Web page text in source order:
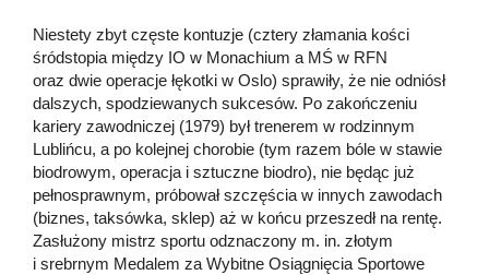
Niestety zbyt częste kontuzje (cztery złamania kości
śródstopia między IO w Monachium a MŚ w RFN
oraz dwie operacje łękotki w Oslo) sprawiły, że nie odniósł
dalszych, spodziewanych sukcesów. Po zakończeniu
kariery zawodniczej (1979) był trenerem w rodzinnym
Lublińcu, a po kolejnej chorobie (tym razem bóle w stawie
biodrowym, operacja i sztuczne biodro), nie będąc już
pełnosprawnym, próbował szczęścia w innych zawodach
(biznes, taksówka, sklep) aż w końcu przeszedł na rentę.
Zasłużony mistrz sportu odznaczony m. in. złotym
i srebrnym Medalem za Wybitne Osiągnięcia Sportowe